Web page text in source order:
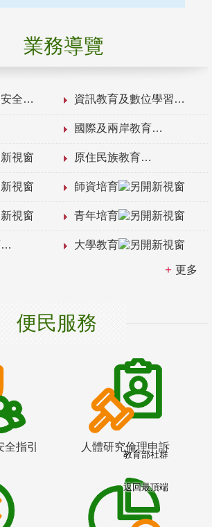
業務導覽
全 資訊教育及數位學習
國際及兩岸教育
原住民族教育
師資培育
青年培育
大學教育
更多
便民服務
指引
人體研究倫理申訴
教育部社群
返回最頂端